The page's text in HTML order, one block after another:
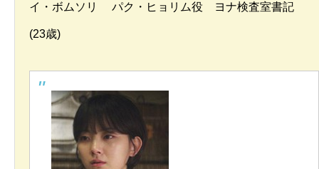
イ・ボムソリ パク・ヒョリム役 ヨナ検査室書記
(23歳)